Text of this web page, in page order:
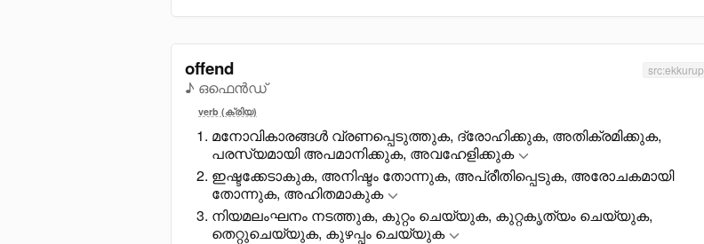
offend
♪ ഒഫെൻഡ്
src:ekkurup
verb (ക്രിയ)
മനോവികാരങ്ങൾ വ്രണപ്പെടുത്തുക, ദ്രോഹിക്കുക, അതിക്രമിക്കുക,
പരസ്യമായി അപമാനിക്കുക, അവഹേളിക്കുക
ഇഷ്ടക്കേടാകുക, അനിഷ്ടം തോന്നുക, അപ്രീതിപ്പെടുക, അരോചകമായി
തോന്നുക, അഹിതമാകുക
നിയമലംഘനം നടത്തുക, കുറ്റം ചെയ്യുക, കുറ്റകൃത്യം ചെയ്യുക,
തെറ്റുചെയ്യുക, കുഴപ്പം ചെയ്യുക